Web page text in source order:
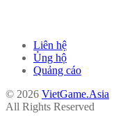
Liên hệ
Ủng hộ
Quảng cáo
© 2026 VietGame.Asia
All Rights Reserved